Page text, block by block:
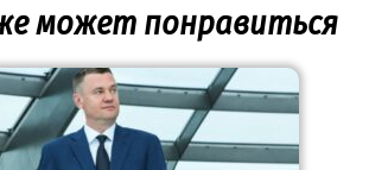
может понравиться